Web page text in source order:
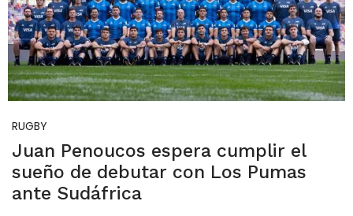
RUGBY
Juan Penoucos espera cumplir el
sueño de debutar con Los Pumas
ante Sudáfrica